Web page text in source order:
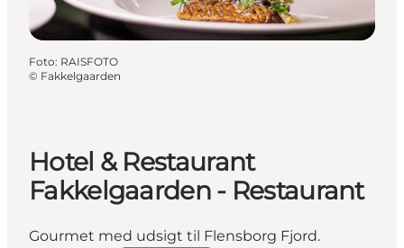
Foto: RAISFOTO
© Fakkelgaarden
Hotel & Restaurant
Fakkelgaarden - Restaurant
Gourmet med udsigt til Flensborg Fjord.